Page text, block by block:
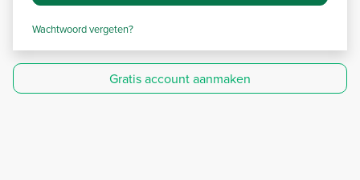
Wachtwoord vergeten?
Gratis account aanmaken